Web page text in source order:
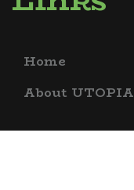
Home
About UTOPIA